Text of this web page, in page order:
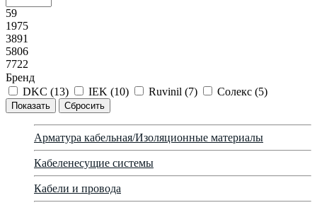
59
1975
3891
5806
7722
Бренд
DKC (13) IEK (10) Ruvinil (7) Солекс (5)
Арматура кабельная/Изоляционные материалы
Кабеленесущие системы
Кабели и провода